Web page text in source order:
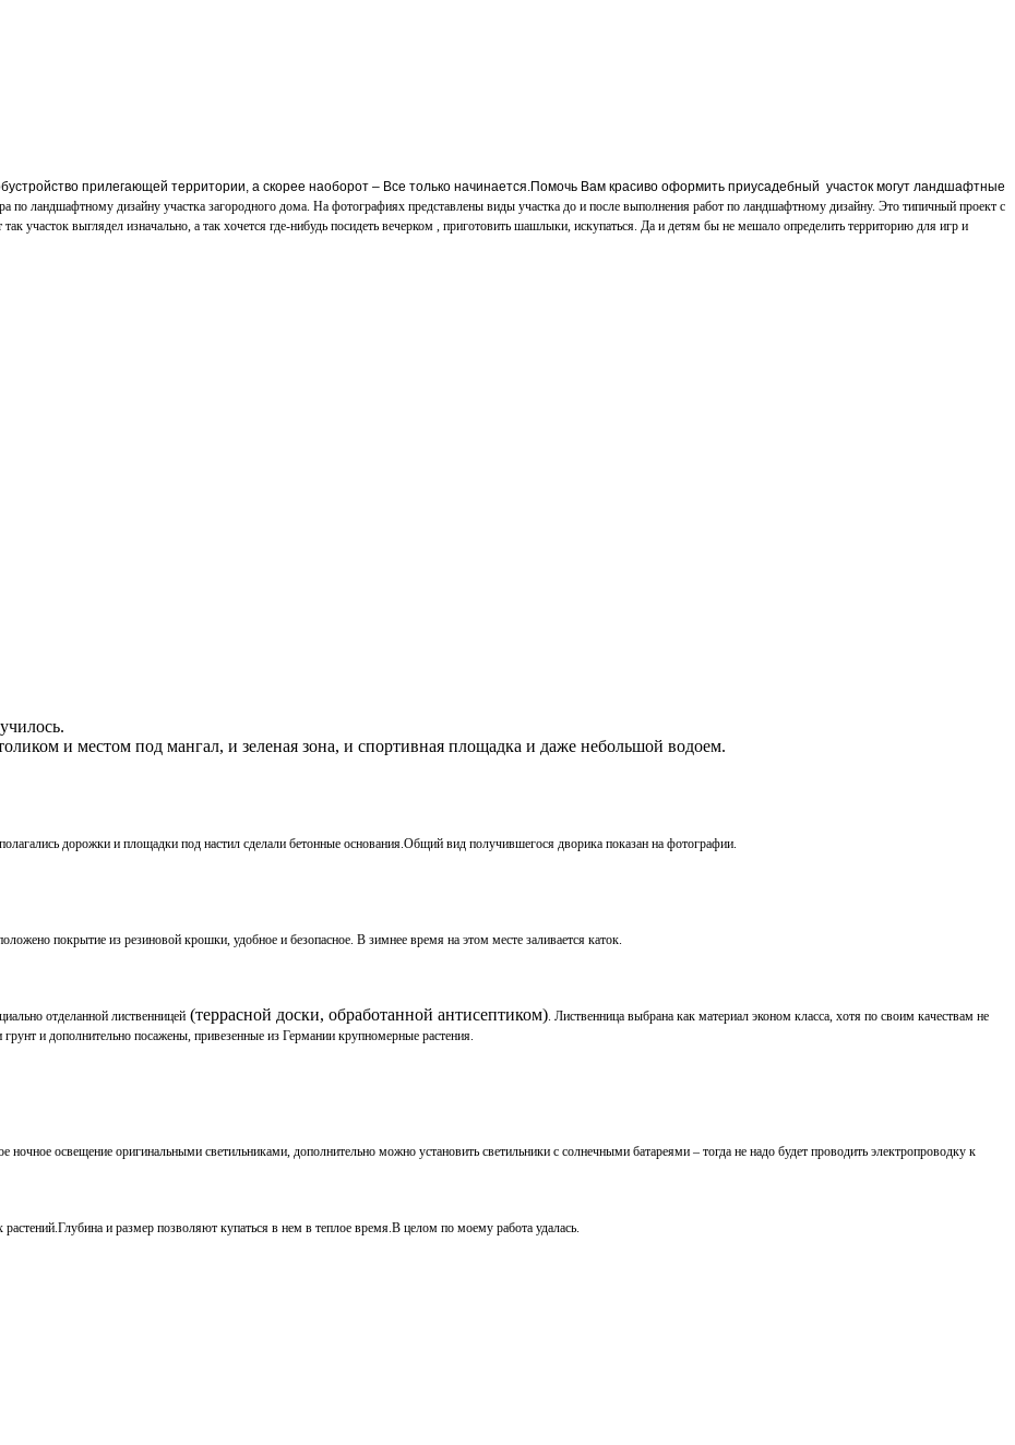
прилегающей территории, а скорее наоборот – Все только начинается.Помочь Вам красиво оформить приусадебный участок могут ландшафтные
по ландшафтному дизайну участка загородного дома. На фотографиях представлены виды участка до и после выполнения работ по ландшафтному дизайну. Это типичный проект с
так участок выглядел изначально, а так хочется где-нибудь посидеть вечерком , приготовить шашлыки, искупаться. Да и детям бы не мешало определить территорию для игр и
и местом под мангал, и зеленая зона, и спортивная площадка и даже небольшой водоем.
дорожки и площадки под настил сделали бетонные основания.Общий вид получившегося дворика показан на фотографии.
покрытие из резиновой крошки, удобное и безопасное. В зимнее время на этом месте заливается каток.
отделанной лиственницей (террасной доски, обработанной антисептиком). Лиственница выбрана как материал эконом класса, хотя по своим качествам не
и дополнительно посажены, привезенные из Германии крупномерные растения.
ночное освещение оригинальными светильниками, дополнительно можно установить светильники с солнечными батареями – тогда не надо будет проводить электропроводку к
Глубина и размер позволяют купаться в нем в теплое время.В целом по моему работа удалась.